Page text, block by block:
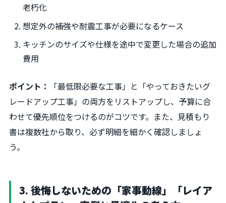
老朽化
想定外の補強や耐震工事が必要になるケース
キッチンのサイズや仕様を途中で変更した場合の追加
費用
ポイント：
「最低限必要な工事」と「やっておきたいグ
レードアップ工事」の両方をリストアップし、予算に合
わせて優先順位をつけるのがコツです。また、見積もり
書は複数社から取り、必ず明細を細かく確認しましょ
う。
3. 後悔しないための「家事動線」「レイア